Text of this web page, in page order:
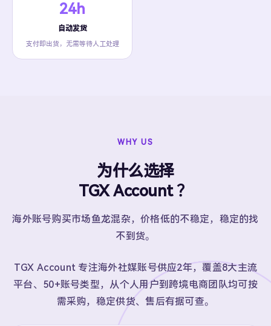
24h
自动发货
支付即出货，无需等待人工处理
WHY US
为什么选择
TGX Account ？
海外账号购买市场鱼龙混杂，价格低的不稳定，稳定的找
不到货。
TGX Account 专注海外社媒账号供应2年，覆盖8大主流
平台、50+账号类型，从个人用户到跨境电商团队均可按
需采购，稳定供货、售后有据可查。